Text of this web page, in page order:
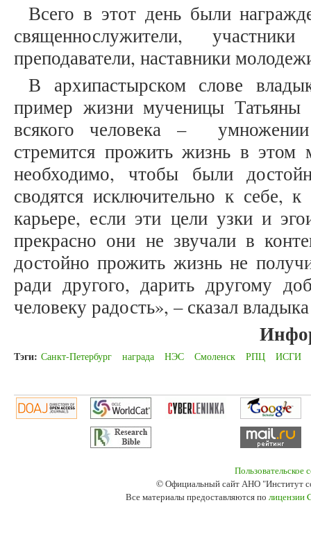
Всего в этот день были
священнослужители,
преподаватели, наставники
В архипастырском слове
пример жизни мученицы
всякого человека –
стремится прожить жизнь в этом
необходимо, чтобы были
сводятся исключительно к себе,
карьере, если эти цели узки и
прекрасно они не звучали в
достойно прожить жизнь не
ради другого, дарить другому
человеку радость», – сказал
Тэги: Санкт-Петербург награда НЭС Смоленск РПЦ ИСГИ
Пользовательское
© Официальный сайт АНО "Институт
Все материалы предоставляются по лицензии